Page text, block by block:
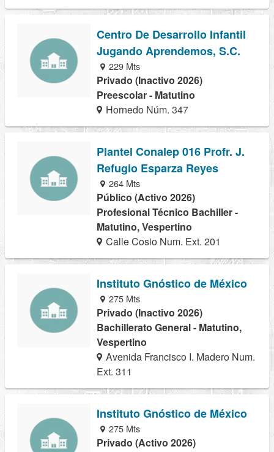
Centro De Desarrollo Infantil
Jugando Aprendemos, S.C.
229 Mts
Privado (Inactivo 2026)
Preescolar - Matutino
Hornedo Núm. 347
Plantel Conalep 016 Profr. J.
Refugio Esparza Reyes
264 Mts
Público (Activo 2026)
Profesional Técnico Bachiller -
Matutino, Vespertino
Calle Cosio Num. Ext. 201
Instituto Gnóstico de México
275 Mts
Privado (Inactivo 2026)
Bachillerato General - Matutino,
Vespertino
Avenida Francisco I. Madero Num.
Ext. 311
Instituto Gnóstico de México
275 Mts
Privado (Activo 2026)